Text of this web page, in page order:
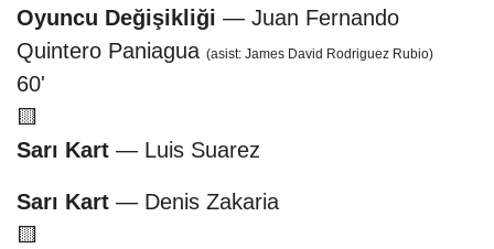
Oyuncu Değişikliği — Juan Fernando
Quintero Paniagua (asist: James David Rodriguez Rubio)
60'
🟨
Sarı Kart — Luis Suarez
Sarı Kart — Denis Zakaria
🟨